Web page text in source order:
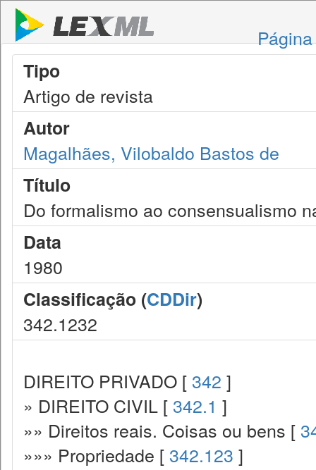
Tipo
Artigo de revista
Autor
Magalhães, Vilobaldo Bastos de
Título
Do formalismo ao consensualismo
Data
1980
Classificação (CDDir)
342.1232
DIREITO PRIVADO [ 342 ]
» DIREITO CIVIL [ 342.1 ]
»» Direitos reais. Coisas ou bens [
»»» Propriedade [ 342.123 ]